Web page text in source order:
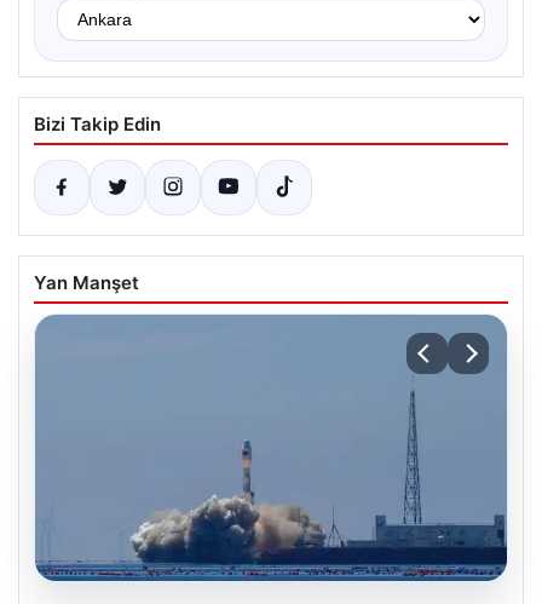
Bizi Takip Edin
Yan Manşet